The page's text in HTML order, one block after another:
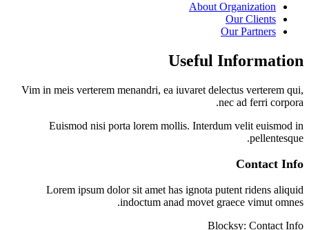
About Organization
Our Clients
Our Partners
Useful Information
Vim in meis verterem menandri, ea iuvaret delectus verterem qui,
nec ad ferri corpora.
Euismod nisi porta lorem mollis. Interdum velit euismod in
pellentesque.
Contact Info
Lorem ipsum dolor sit amet has ignota putent ridens aliquid
indoctum anad movet graece vimut omnes.
Blocksy: Contact Info